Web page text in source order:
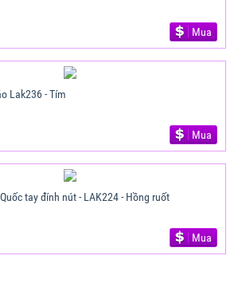
Mua
Lak236 - Tím
Mua
tay đính nút - LAK224 - Hồng ruốt
Mua